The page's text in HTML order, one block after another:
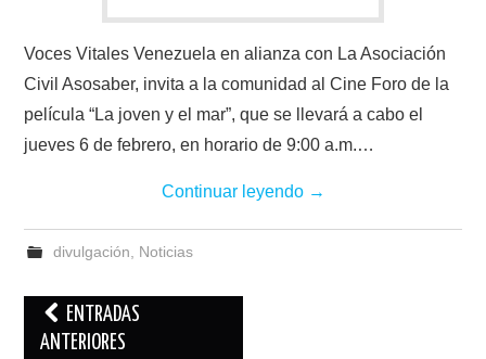
Voces Vitales Venezuela en alianza con La Asociación
Civil Asosaber, invita a la comunidad al Cine Foro de la
película “La joven y el mar”, que se llevará a cabo el
jueves 6 de febrero, en horario de 9:00 a.m.…
Continuar leyendo →
divulgación Noticias
Navegación
de
ENTRADAS
ANTERIORES